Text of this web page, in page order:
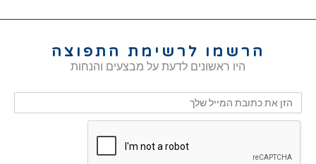
הרשמו לרשימת התפוצה
היו ראשונים לדעת על מבצעים והנחות